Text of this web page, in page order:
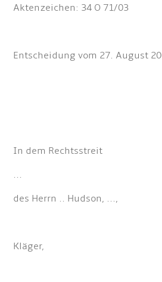
Aktenzeichen: 34 O 71/03
Entscheidung vom 27. August
In dem Rechtsstreit
...
des Herrn .. Hudson, ...,
Kläger,